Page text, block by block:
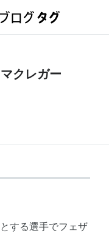
クレガー
する選手でフェザ